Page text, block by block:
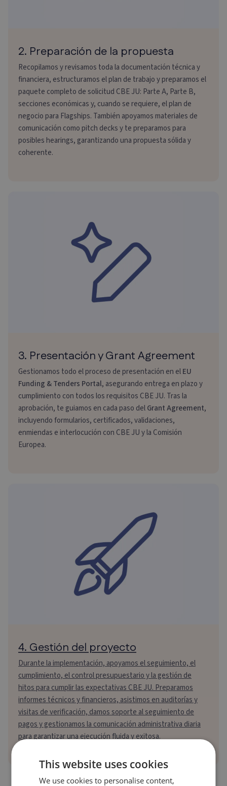
2. Preparación de la propuesta
Recopilamos y revisamos toda la documentación técnica y
financiera, estructuramos el plan de trabajo y preparamos el
paquete completo de solicitud CBE JU: Parte A, Parte B,
secciones económicas y, cuando se requiere, el plan de
negocio para Flagships. También apoyamos materiales de
comunicación como pitch decks y te preparamos para
posibles hearings, garantizando una propuesta sólida y
coherente.
3. Presentación y Grant Agreement
Gestionamos todo el proceso de presentación en elEU
Funding & Tenders Portal, asegurando entrega en plazo y
cumplimiento con todos los requisitos CBE JU. Tras la
aprobación, te guiamos en cada paso delGrant Agreement,
incluyendo formularios, certificados, validaciones,
enmiendas e interlocución con CBE JU y la Comisión
Europea.
4. Gestión del proyecto
Durante la implementación, apoyamos el seguimiento, el
cumplimiento, el control presupuestario y la gestión de
hitos para cumplir las expectativas CBE JU. Preparamos
informes técnicos y financieros, asistimos en auditorías y
visitas de verificación, damos soporte al seguimiento de
pagos y gestionamos la comunicación administrativa diaria
para garantizar una ejecución fluida y exitosa.
This website uses cookies
We use cookies to personalise content,